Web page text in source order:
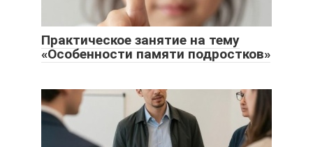
Практическое занятие на тему
«Особенности памяти подростков»